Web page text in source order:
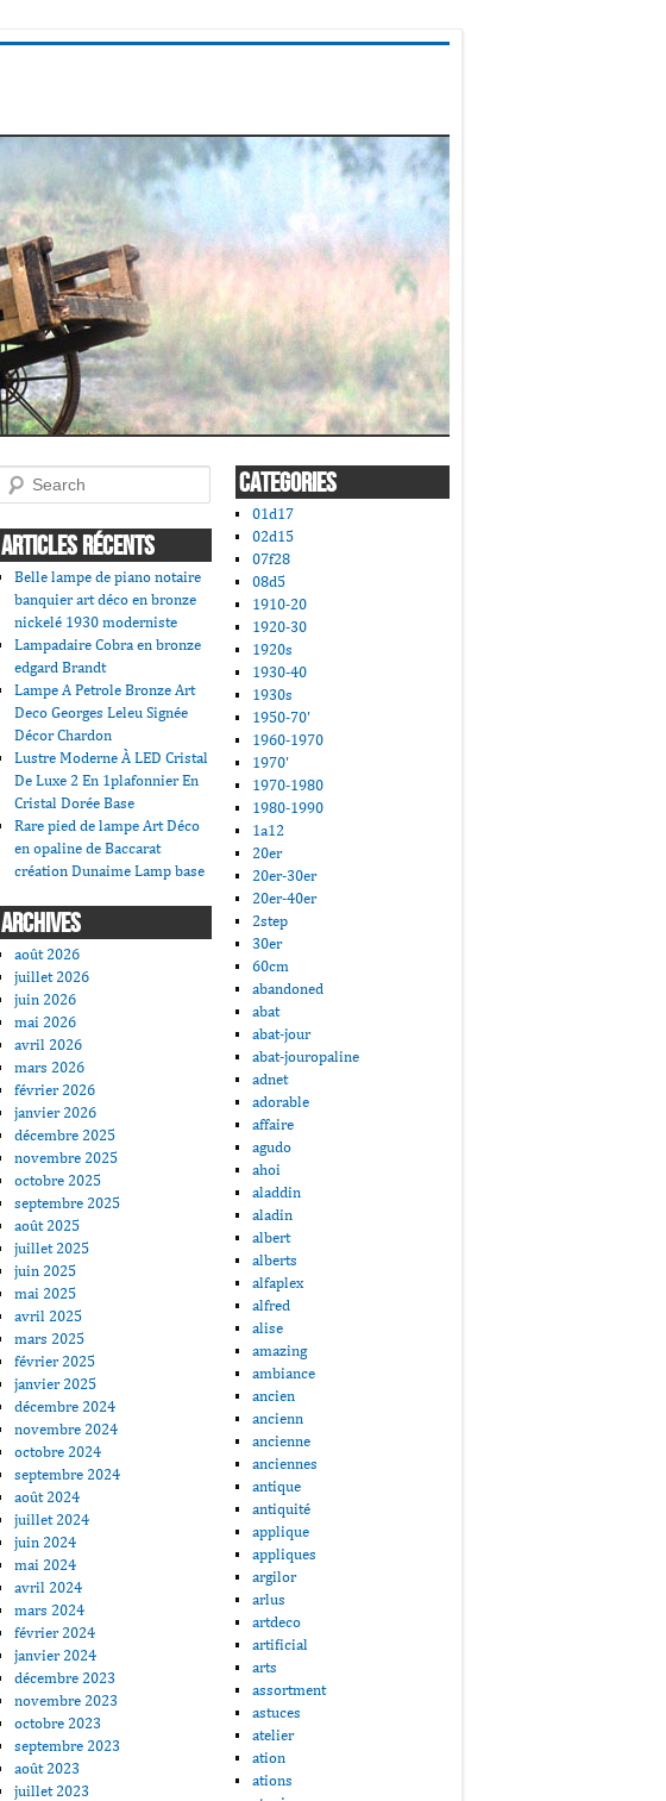
Search
ARTICLES RÉCENTS
Belle lampe de piano notaire
banquier art déco en bronze
nickelé 1930 moderniste
Lampadaire Cobra en bronze
edgard Brandt
Lampe A Petrole Bronze Art
Deco Georges Leleu Signée
Décor Chardon
Lustre Moderne À LED Cristal
De Luxe 2 En 1plafonnier En
Cristal Dorée Base
Rare pied de lampe Art Déco
en opaline de Baccarat
création Dunaime Lamp base
ARCHIVES
août 2026
juillet 2026
juin 2026
mai 2026
avril 2026
mars 2026
février 2026
janvier 2026
décembre 2025
novembre 2025
octobre 2025
septembre 2025
août 2025
juillet 2025
juin 2025
mai 2025
avril 2025
mars 2025
février 2025
janvier 2025
décembre 2024
novembre 2024
octobre 2024
septembre 2024
août 2024
juillet 2024
juin 2024
mai 2024
avril 2024
mars 2024
février 2024
janvier 2024
décembre 2023
novembre 2023
octobre 2023
septembre 2023
août 2023
juillet 2023
CATEGORIES
01d17
02d15
07f28
08d5
1910-20
1920-30
1920s
1930-40
1930s
1950-70'
1960-1970
1970'
1970-1980
1980-1990
1a12
20er
20er-30er
20er-40er
2step
30er
60cm
abandoned
abat
abat-jour
abat-jouropaline
adnet
adorable
affaire
agudo
ahoi
aladdin
aladin
albert
alberts
alfaplex
alfred
alise
amazing
ambiance
ancien
ancienn
ancienne
anciennes
antique
antiquité
applique
appliques
argilor
arlus
artdeco
artificial
arts
assortment
astuces
atelier
ation
ations